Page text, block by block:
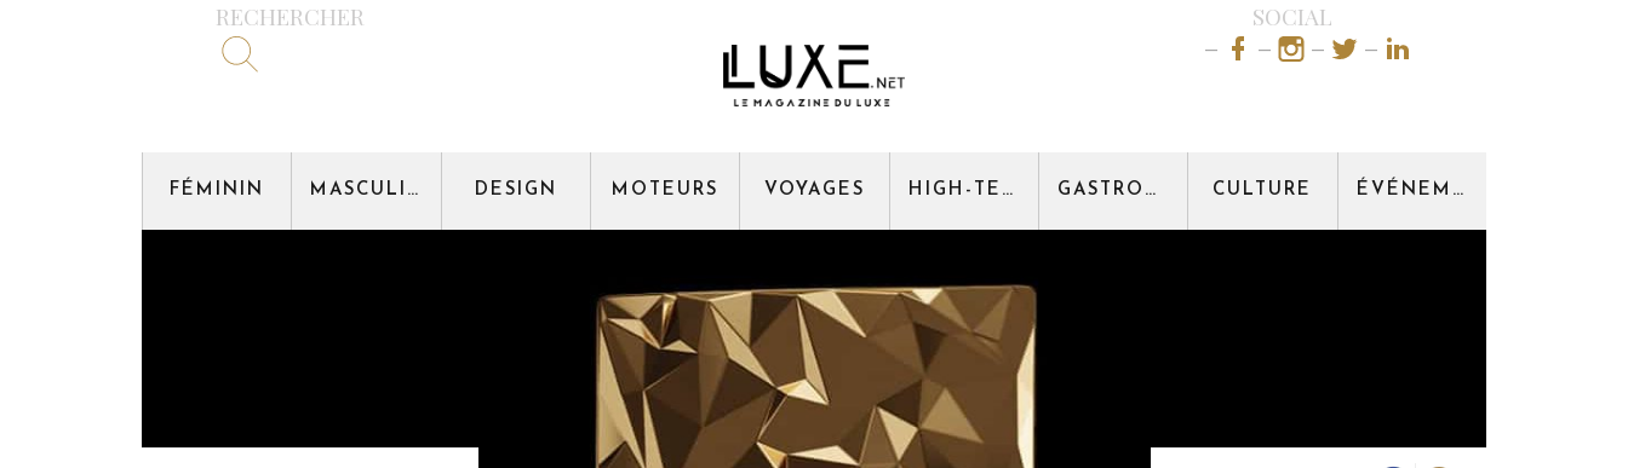
RECHERCHER SOCIAL
FÉMININ MASCULIN DESIGN MOTEURS VOYAGES HIGH-TECH GASTRONOMIE CULTURE ÉVÉNEMENT